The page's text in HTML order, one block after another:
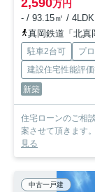
2,590万円
- / 93.15㎡ /
真岡鉄道「北真
駐車2台可 プ
建設住宅性能評
新築
住宅ローンのご相
案させて頂きます
見る
中古一戸建